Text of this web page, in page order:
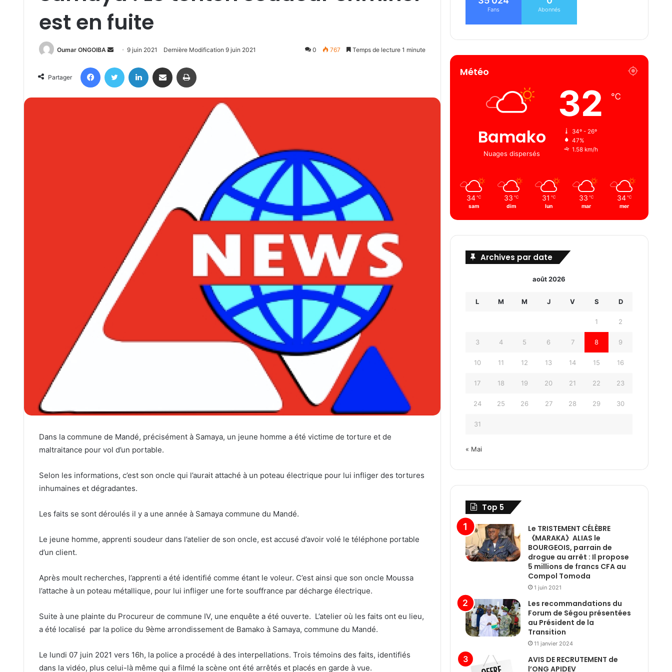
est en fuite
Oumar ONGOIBA
Send
email
9 juin 2021 Dernière Modification 9 juin 2021 0 767 Temps de lecture 1 minute
Partager
FacebookTwitter Linkedin Partager par email
Dans la commune de Mandé, précisément à Samaya, un jeune homme a été victime de torture et de
maltraitance pour vol d’un portable.
Selon les informations, c’est son oncle qui l’aurait attaché à un poteau électrique pour lui infliger des tortures
inhumaines et dégradantes.
Les faits se sont déroulés il y a une année à Samaya commune du Mandé.
Le jeune homme, apprenti soudeur dans l’atelier de son oncle, est accusé d’avoir volé le téléphone portable
d’un client.
Après moult recherches, l’apprenti a été identifié comme étant le voleur. C’est ainsi que son oncle Moussa
l’attache à un poteau métallique, pour lui infliger une forte souffrance par décharge électrique.
Suite à une plainte du Procureur de commune IV, une enquête a été ouverte. L’atelier où les faits ont eu lieu,
a été localisé par la police du 9ème arrondissement de Bamako à Samaya, commune du Mandé.
Le lundi 07 juin 2021 vers 16h, la police a procédé à des interpellations. Trois témoins des faits, identifiés
dans la vidéo, plus celui-là même qui a filmé la scène ont été arrêtés et placés en garde à vue.
Fans Abonnés
Météo
Bamako
Nuages ​​dispersés
32 ℃
34º - 26º
47%
1.58 km/h
34 ℃
sam
33 ℃
dim
31 ℃
lun
33 ℃
mar
34 ℃
mer
Archives par date
août 2026
L M M J V S D
1 2
3 4 5 6 7 8 9
10 11 12 13 14 15 16
17 18 19 20 21 22 23
24 25 26 27 28 29 30
31
« Mai
Top 5
Le TRISTEMENT CÉLÈBRE
《MARAKA》ALIAS le
BOURGEOIS, parrain de
drogue au arrêt : Il propose
5 millions de francs CFA au
Compol Tomoda
1 juin 2021
Les recommandations du
Forum de Ségou présentées
au Président de la
Transition
11 janvier 2024
AVIS DE RECRUTEMENT de
l’ONG APIDEV